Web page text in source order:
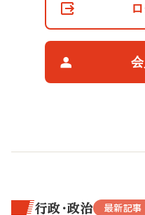
行政・政治 最新記事